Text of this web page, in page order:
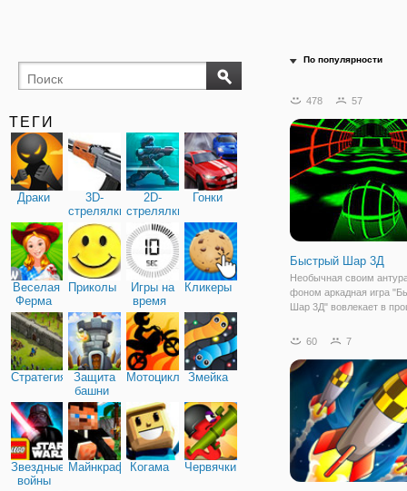
ТЕГИ
Драки
3D-
стрелялки
2D-
стрелялки
Гонки
Веселая
Ферма
Приколы
Игры на
время
Кликеры
Стратегия
Защита
башни
МотоциклыЗмейка
Звездные
войны
МайнкрафтКогама Червячки
По популярности
478 57
Быстрый Шар 3Д
Необычная своим
фоном аркадная игра
Шар 3Д" вовлекает в
проходить в темном
неоновые стены,
мосты и т.д.
60 7